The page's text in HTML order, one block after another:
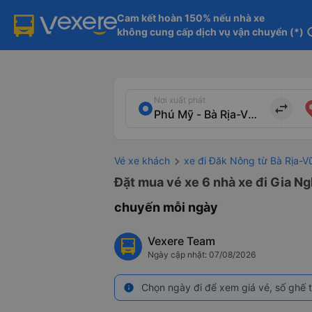
Cam kết hoàn 150% nếu nhà xe
không cung cấp dịch vụ vận chuyển (*)
Nơi xuất phát
import_export
Vé xe khách xe đi Đăk Nông từ Bà Rịa-
Đặt mua vé xe 6 nhà xe đi Gia
chuyến mỗi ngày
Vexere Team
Ngày cập nhật: 07/08/2026
info Chọn ngày đi để xem giá vé, số